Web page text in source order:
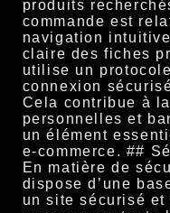
produits
commande est
navigation
claire des fiches
utilise un
connexion
Cela contribue à
personnelles et
un élément
e-commerce. ##
En matière de
dispose d’une
un site sécurisé